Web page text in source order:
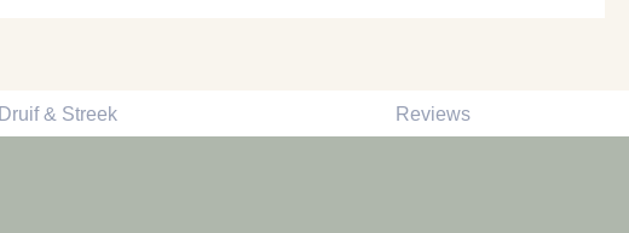
Druif & Streek Reviews